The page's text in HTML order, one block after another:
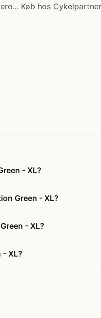
Køb hos
- XL?
Green - XL?
- XL?
- XL?